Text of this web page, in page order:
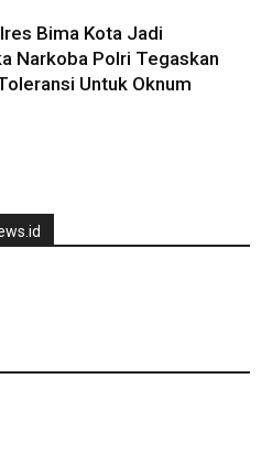
Bima Kota Jadi
Narkoba Polri Tegaskan
Untuk Oknum